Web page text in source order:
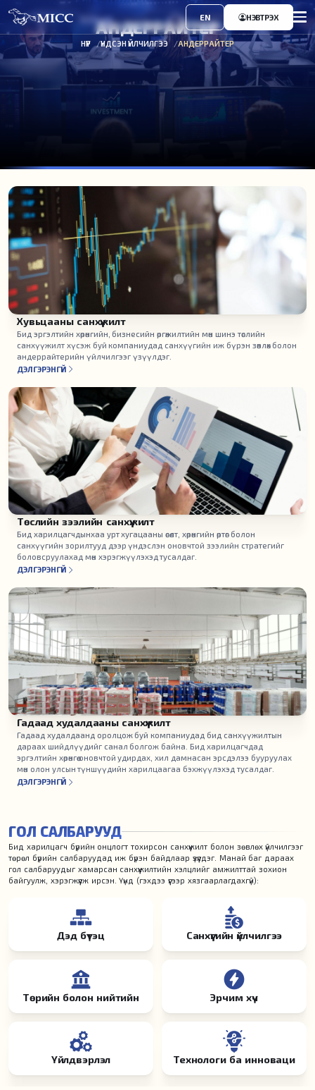
EN НЭВТРЭХ
АНДЕРРАЙТЕР
НҮҮР ҮНДСЭН ҮЙЛЧИЛГЭЭ АНДЕРРАЙТЕР
Хувьцааны санхүүжилт
Бид эргэлтийн хөрөнгийн, бизнесийн өргөжилтийн мөн шинэ төслийн
санхүүжилт хүсэж буй компаниудад санхүүгийн иж бүрэн зөвлөх болон
андеррайтерийн үйлчилгээг үзүүлдэг.
ДЭЛГЭРЭНГҮЙ
Төслийн зээлийн санхүүжилт
Бид харилцагчдынхаа урт хугацааны өсөлт, хөрөнгийн өртөг болон
санхүүгийн зорилтууд дээр үндэслэн оновчтой зээлийн стратегийг
боловсруулахад мөн хэрэгжүүлэхэд тусалдаг.
ДЭЛГЭРЭНГҮЙ
Гадаад худалдааны санхүүжилт
Гадаад худалдаанд оролцож буй компаниудад бид санхүүжилтын
дараах шийдлүүдийг санал болгож байна. Бид харилцагчдад
эргэлтийн хөрөнгөө оновчтой удирдах, хил дамнасан эрсдэлээ бууруулах
мөн олон улсын түншүүдийн харилцаагаа бэхжүүлэхэд тусалдаг.
ДЭЛГЭРЭНГҮЙ
ГОЛ САЛБАРУУД
Бид харилцагч бүрийн онцлогт тохирсон санхүүжилт болон зөвлөх үйлчилгээг
төрөл бүрийн салбаруудад иж бүрэн байдлаар үзүүлдэг. Манай баг дараах
гол салбаруудыг хамарсан санхүүжилтийн хэлцлийг амжилттай зохион
байгуулж, хэрэгжүүлж ирсэн. Үүнд (гэхдээ үүгээр хязгаарлагдахгүй):
Дэд бүтэц Санхүүгийн үйлчилгээ
Төрийн болон нийтийн Эрчим хүч
Үйлдвэрлэл Технологи ба инноваци